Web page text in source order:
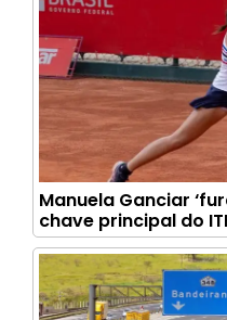
Manuela Ganciar
chave principal do